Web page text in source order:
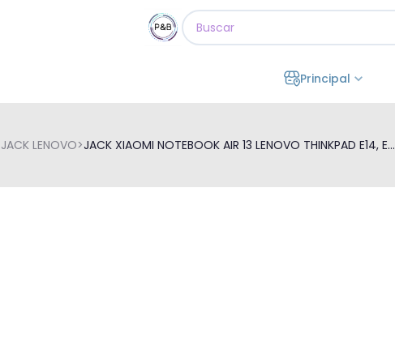
Principal
JACK LENOVO>JACK XIAOMI NOTEBOOK AIR 13 LENOVO THINKPAD E14, E...